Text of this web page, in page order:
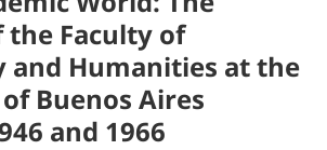
the Faculty of
and Humanities at the
Buenos Aires
and 1966